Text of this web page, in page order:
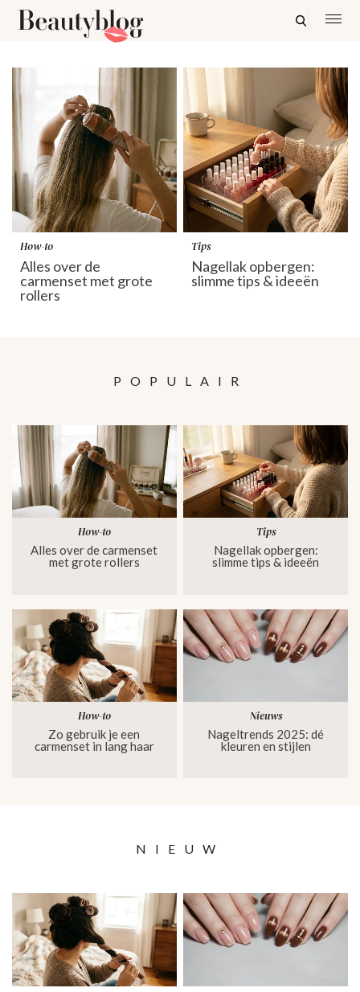
How-to
Alles over de
carmenset met grote
rollers
Tips
Nagellak opbergen:
slimme tips & ideeën
POPULAIR
How-to
Alles over de carmenset
met grote rollers
Tips
Nagellak opbergen:
slimme tips & ideeën
How-to
Zo gebruik je een
carmenset in lang haar
Nieuws
Nageltrends 2025: dé
kleuren en stijlen
NIEUW